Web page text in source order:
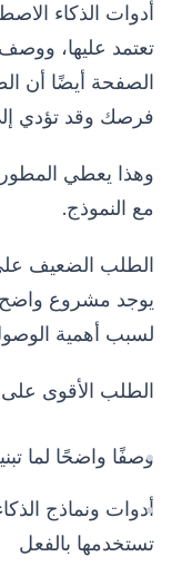
أدوات الذكاء
تعتمد عليها،
الصفحة أيضًا أن
فرصك وقد تؤدي
وهذا يعطي
مع النموذج.
الطلب الضعيف
يوجد مشروع
لسبب أهمية
الطلب الأقوى
وصفًا واضحًا لما
أدوات ونماذج
تستخدمها بالفعل